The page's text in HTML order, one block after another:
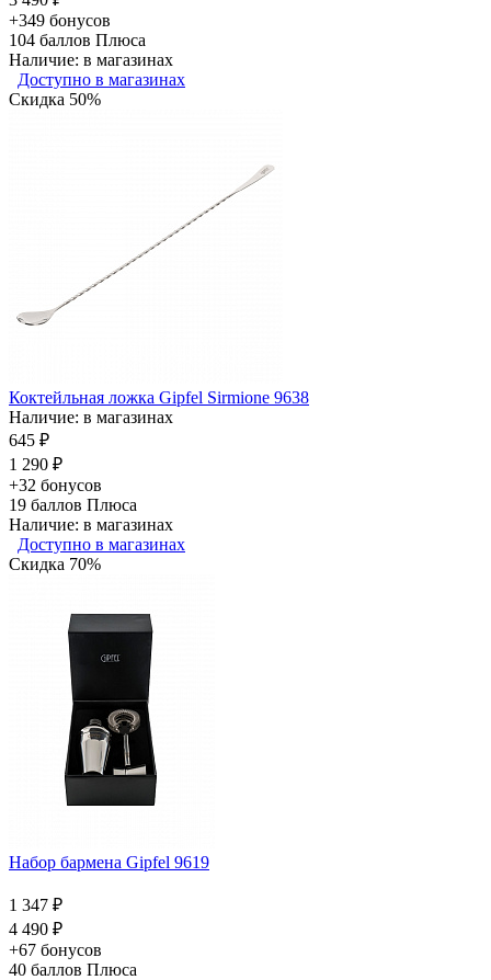
+349 бонусов
104 баллов Плюса
Наличие: в магазинах
Доступно в магазинах
Скидка 50%
Коктейльная ложка Gipfel Sirmione 9638
Наличие: в магазинах
645 ₽
1 290 ₽
+32 бонусов
19 баллов Плюса
Наличие: в магазинах
Доступно в магазинах
Скидка 70%
Набор бармена Gipfel 9619
1 347 ₽
4 490 ₽
+67 бонусов
40 баллов Плюса